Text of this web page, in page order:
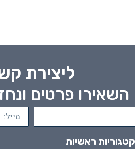
ליצירת
השאירו פרטים
קטגוריות ראשיות